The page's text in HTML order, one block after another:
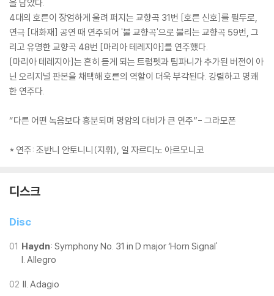
을 담았다.
4대의 호른이 장엄하게 울려 퍼지는 교향곡 31번 [호른 신호]를 필두로,
연극 [대화재] 공연 때 연주되어 '불 교향곡'으로 불리는 교향곡 59번, 그
리고 유명한 교향곡 48번 [마리아 테레지아]를 연주했다.
[마리아 테레지아]는 흔히 듣게 되는 트럼펫과 팀파니가 추가된 버전이 아
닌 오리지널 판본을 채택해 호른의 역할이 더욱 부각된다. 강렬하고 명쾌
한 연주다.
“다른 어떤 녹음보다 흥분되며 명암의 대비가 큰 연주”- 그라모폰
* 연주: 조반니 안토니니(지휘), 일 자르디노 아르모니코
디스크
Disc
01 Haydn: Symphony No. 31 in D major ‘Horn Signal'
I. Allegro
02 II. Adagio